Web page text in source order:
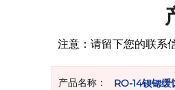
注意：请留下您的联系
产品名称： RO-14钡锶缓